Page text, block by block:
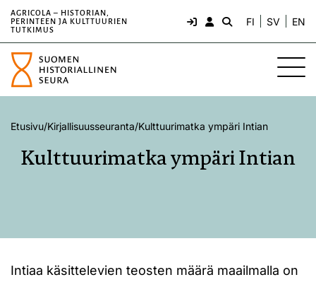
AGRICOLA – HISTORIAN,
PERINTEEN JA KULTTUURIEN
TUTKIMUS
FI SV EN
Etusivu/Kirjallisuusseuranta/Kulttuurimatka ympäri Intian
Kulttuurimatka ympäri Intian
Intiaa käsittelevien teosten määrä maailmalla on